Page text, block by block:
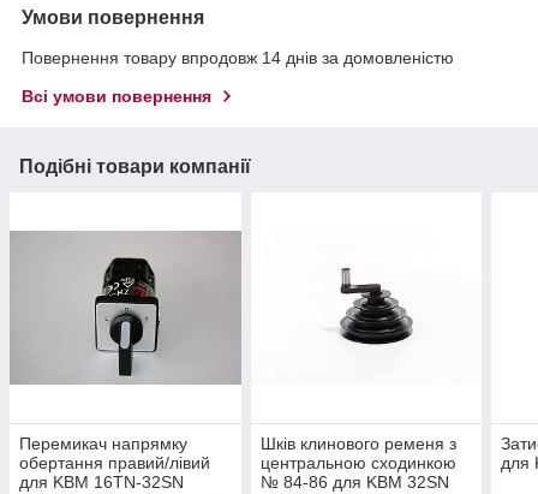
Умови повернення
Повернення товару впродовж 14 днів за домовленістю
Всі умови повернення
Подібні товари компанії
Перемикач напрямку
обертання правий/лівий
для KBM 16TN-32SN
Шків клинового ременя з
центральною сходинкою
№ 84-86 для KBM 32SN
для